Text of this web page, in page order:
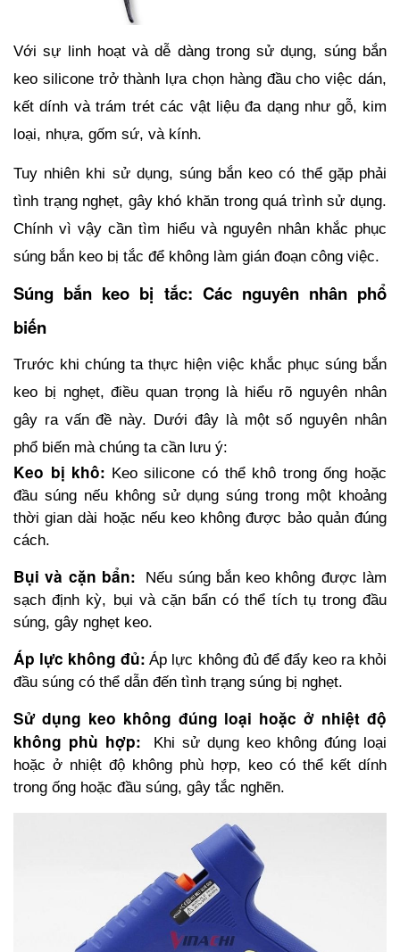
Với sự linh hoạt và dễ dàng trong sử dụng, súng bắn
keo silicone trở thành lựa chọn hàng đầu cho việc dán,
kết dính và trám trét các vật liệu đa dạng như gỗ, kim
loại, nhựa, gốm sứ, và kính.
Tuy nhiên khi sử dụng, súng bắn keo có thể gặp phải
tình trạng nghẹt, gây khó khăn trong quá trình sử dụng.
Chính vì vậy cần tìm hiểu và nguyên nhân khắc phục
súng bắn keo bị tắc để không làm gián đoạn công việc.
Súng bắn keo bị tắc: Các nguyên nhân phổ
biến
Trước khi chúng ta thực hiện việc khắc phục súng bắn
keo bị nghẹt, điều quan trọng là hiểu rõ nguyên nhân
gây ra vấn đề này. Dưới đây là một số nguyên nhân
phổ biến mà chúng ta cần lưu ý:
Keo bị khô: Keo silicone có thể khô trong ống hoặc
đầu súng nếu không sử dụng súng trong một khoảng
thời gian dài hoặc nếu keo không được bảo quản đúng
cách.
Bụi và cặn bẩn:
Nếu súng bắn keo không được làm
sạch định kỳ, bụi và cặn bẩn có thể tích tụ trong đầu
súng, gây nghẹt keo.
Áp lực không đủ: Áp lực không đủ để đẩy keo ra khỏi
đầu súng có thể dẫn đến tình trạng súng bị nghẹt.
Sử dụng keo không đúng loại hoặc ở nhiệt độ
không phù hợp:
Khi sử dụng keo không đúng loại
hoặc ở nhiệt độ không phù hợp, keo có thể kết dính
trong ống hoặc đầu súng, gây tắc nghẽn.